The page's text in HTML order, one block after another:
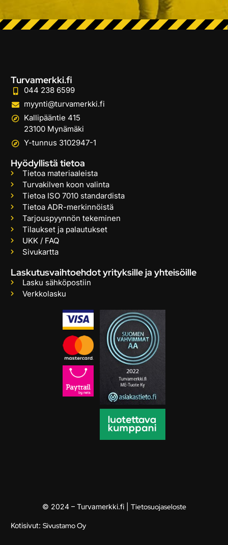
Turvamerkki.fi
044 238 6599
myynti@turvamerkki.fi
Kallipääntie 415
23100 Mynämäki
Y-tunnus 3102947-1
Hyödyllistä tietoa
Tietoa materiaaleista
Turvakilven koon valinta
Tietoa ISO 7010 standardista
Tietoa ADR-merkinnöistä
Tarjouspyynnön tekeminen
Tilaukset ja palautukset
UKK / FAQ
Sivukartta
Laskutusvaihtoehdot yrityksille ja yhteisöille
Lasku sähköpostiin
Verkkolasku
© 2024 – Turvamerkki.fi | Tietosuojaseloste
Kotisivut: Sivustamo Oy